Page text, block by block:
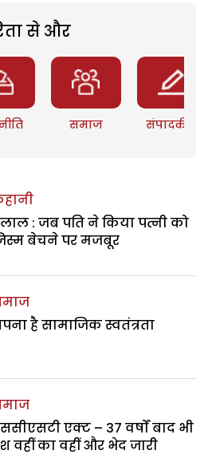
से और
समाज संपादकीय
: जब पति ने किया पत्नी को
बेचने पर मजबूर
है सामाजिक स्वतंत्रता
एक्ट – 37 वर्षों बाद भी
वहीं का वहीं और भेद जारी